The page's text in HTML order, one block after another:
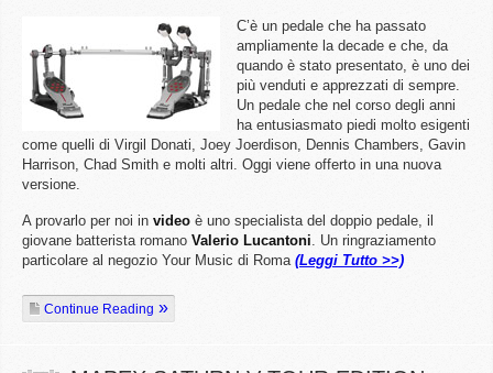
C’è un pedale che ha passato
ampliamente la decade e che, da
quando è stato presentato, è uno dei
più venduti e apprezzati di sempre.
Un pedale che nel corso degli anni
ha entusiasmato piedi molto esigenti
come quelli di Virgil Donati, Joey Joerdison, Dennis Chambers, Gavin
Harrison, Chad Smith e molti altri. Oggi viene offerto in una nuova
versione.
A provarlo per noi in video è uno specialista del doppio pedale, il
giovane batterista romano Valerio Lucantoni. Un ringraziamento
particolare al negozio Your Music di Roma (Leggi Tutto >>)
Continue Reading